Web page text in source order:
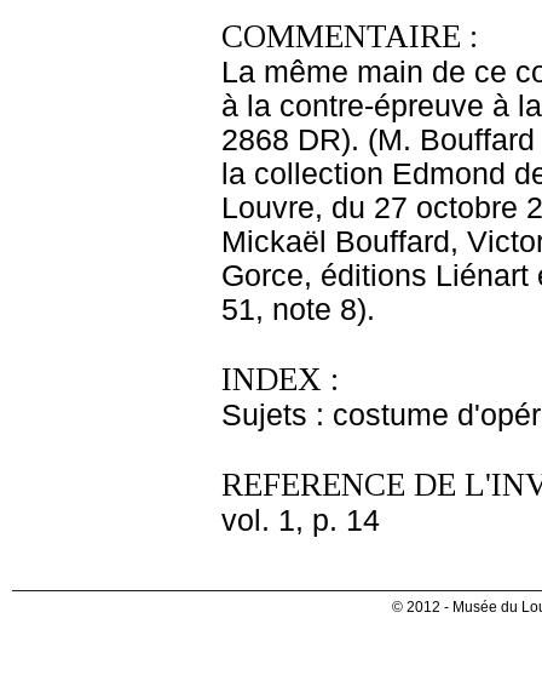
COMMENTAIRE :
La même main de ce
à la contre-épreuve à
2868 DR). (M.
la collection Edmond
Louvre, du 27 octobre
Mickaël Bouffard,
Gorce, éditions
51, note 8).
INDEX :
Sujets : costume
REFERENCE DE
vol. 1, p. 14
© 2012 - Musée du